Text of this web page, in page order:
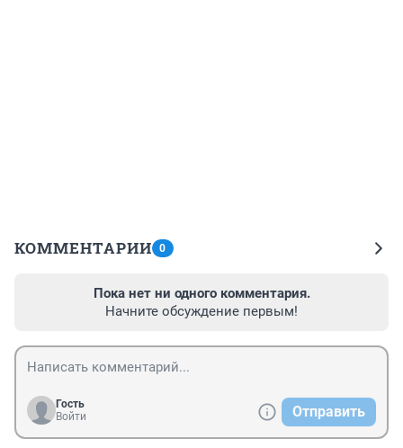
КОММЕНТАРИИ 0
Пока нет ни одного комментария.
Начните обсуждение первым!
Гость
Войти
Отправить